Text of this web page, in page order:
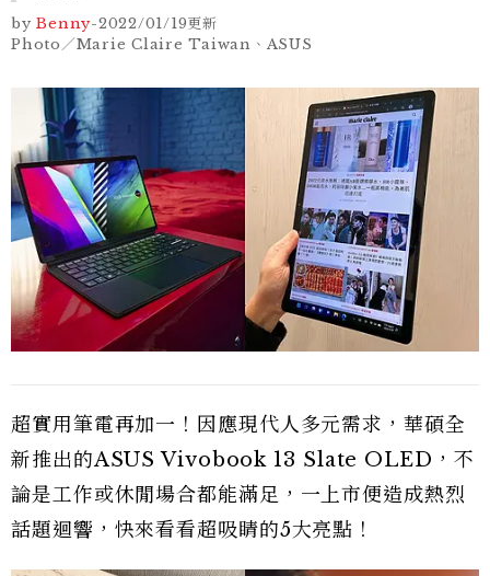
by Benny-2022/01/19更新
Photo／Marie Claire Taiwan、ASUS
超實用筆電再加一！因應現代人多元需求，華碩全
新推出的ASUS Vivobook 13 Slate OLED，不
論是工作或休閒場合都能滿足，一上市便造成熱烈
話題迴響，快來看看超吸睛的5大亮點！